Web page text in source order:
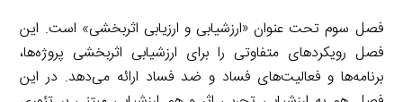
فصل سوم تحت عنوان «ارزشیابی و ارزیابی اثربخشی» است. این
فصل رویکردهای متفاوتی را برای ارزشیابی اثربخشی پروژه‌ها،
برنامه‌ها و فعالیت‌های فساد و ضد فساد ارائه می‌دهد. در این